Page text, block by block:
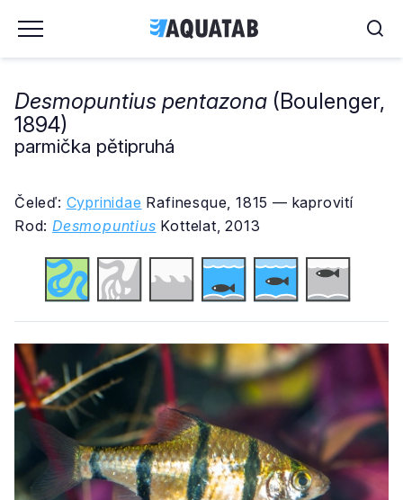
Desmopuntius pentazona (Boulenger,
1894)
parmička pětipruhá
Čeleď: Cyprinidae Rafinesque, 1815 — kaprovití
Rod: Desmopuntius Kottelat, 2013